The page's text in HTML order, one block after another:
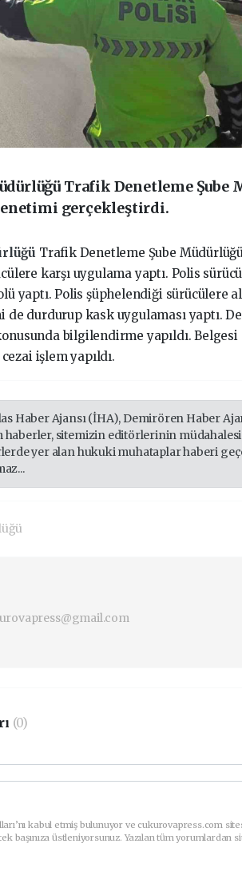
Trafik Denetleme Şube
gerçekleştirdi.
Trafik Denetleme Şube
karşı uygulama yaptı. Polis
yaptı. Polis şüphelendiği sürücülere
durdurup kask uygulaması yaptı.
bilgilendirme yapıldı.
işlem yapıldı.
Haber Ajansı (İHA), Demirören Haber
haberler, sitemizin editörlerinin
yer alan hukuki muhataplar haberi
(0)
kabul etmiş bulunuyor ve cukurovapress.com
başınıza üstleniyorsunuz. Yazılan tüm yorumlardan